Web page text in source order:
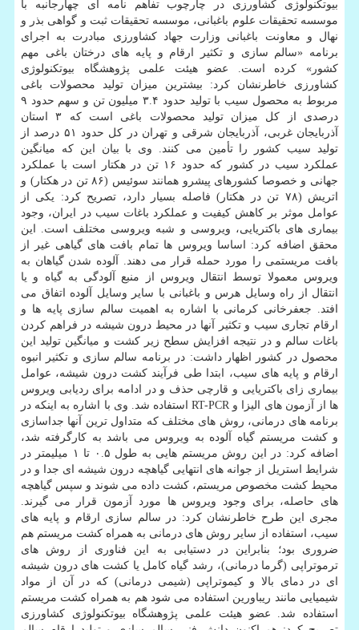
بیوتکنولوژی کشاورزی در چارچوب تفاهم نامه ای چهارجانبه با
موسسه تحقیقات علوم باغبانی، موسسه تحقیقات ثبت و گواهی بذر و
نهال و معاونت باغبانی وزارت جهاد کشاورزی مبادرت به اجرای
برنامه «سالم سازی و تکثیر ارقام و پایه های درختان باغی مهم
کشور» کرده است. عضو هیئت علمی پژوهشگاه بیوتکنولوژی
کشاورزی خاطرنشان کرد: بیشترین میزان تولید محصولات باغی
مربوط به محصول سیب با تولید حدود ۳.۴ میلیون تن و سهم حدود ۹
درصدی از کل میزان تولید محصولات باغی است که ۳ استان
آذربایجان غربی، آذربایجان شرقی و تهران در کل حدود ۵۱ درصد از
تولید سیب کشور را تأمین می کنند. وی با بیان این که میانگین
عملکرد سیب در کشور که حدود ۱۶ تن در هکتار است با عملکرد
جهانی و خصوصا کشورهای پیشرو همانند سوئیس (۸۶ تن در هکتار) و
اتریش (۷۸ تن در هکتار) فاصله بسیار دارد، تصریح کرد: یکی از
عوامل موثر بر کاهش کیفیت و عملکرد باغات سیب در ایران، وجود
بیماری های باکتریایی، ویروسی و شبه ویروسی مختلف است. این
محقق اضافه کرد: اساسا ویروس ها تمام بافت های گیاهی غیر از
بافت مریستمی را مورد حمله قرار می دهند. آلوده شدن گیاهان به
ویروس معمولا توسط انتقال ویروس از منبع آلودگی به گیاه و یا
انتقال از راه وسایل هرس و باغبانی با سایر وسایل آلوده اتفاق می
افتد. جعفرخانی کرمانی با اشاره به اهمیت سالم سازی پایه ها و
ارقام تجاری سیب و تکثیر آنها در محیط درون شیشه در فراهم کردن
باغات سالم و در نتیجه افزایش سطح زیر کشت و میانگین تولید این
محصول در کشور اظهار داشت: در برنامه سالم سازی و تکثیر انبوه
ارقام و پایه های سیب، ابتدا طی فرآیند کشت درون شیشه، عوامل
بیماری زای باکتریایی و قارچی حذف و در ادامه برای ردیابی ویروس
ها از آزمون های الیزا و RT-PCR استفاده شد. وی با اشاره به اینکه در
برنامه های درمانی، روش های مختلف که متداول ترین آنها جداسازی
و کشت مریستم گیاه آلوده به ویروس می باشد به کارگرفته شد،
اضافه کرد: در این روش مریستم هایی به طول ۰.۵ تا ۱ میلیمتر در
شرایط استریل از جوانه های انتهایی گیاهچه درون شیشه ای جدا و در
محیط کشت مخصوص مریستم، کشت داده می شوند و سپس گیاهچه
های حاصله، برای وجود ویروس ها مورد آزمون قرار می گیرند.
مجری این طرح خاطرنشان کرد: در سالم سازی ارقام و پایه های
سیب، استفاده از سایر روش های درمانی به همراه کشت مریستم هم
ضروری بود؛ بنابراین در دستیابی به این فناوری از روش های
ترموتراپی (گرما درمانی)، رشد گیاه کامل یا کشت های درون شیشه
ای در دمای بالا و کیموتراپی (شیمی درمانی) که در آن از مواد
شیمیایی مانند ریباورین استفاده می شود هم به همراه کشت مریستم
استفاده شد. عضو هیئت علمی پژوهشگاه بیوتکنولوژی کشاورزی